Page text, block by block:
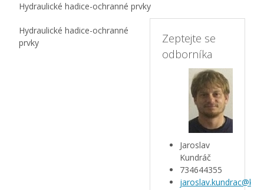
Hydraulické hadice-ochranné prvky
Zeptejte se
odborníka
Jaroslav
Kundráč
734644355
Hydraulické hadice-ochranné
prvky